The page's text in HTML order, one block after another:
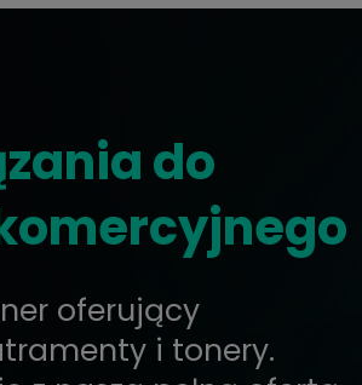
do
oferujący
i tonery.